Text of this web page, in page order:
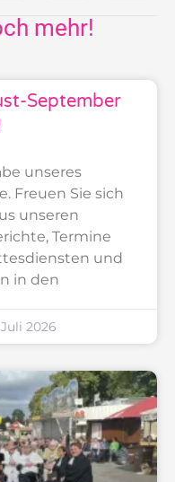
mehr!
September
unseres
Freuen Sie sich
unseren
Termine
und
in den
2026